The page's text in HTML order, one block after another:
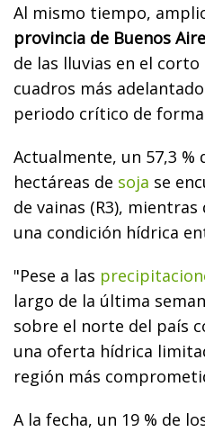
Al mismo tiempo,
provincia de Buenos
de las lluvias en el
cuadros más
periodo crítico de
Actualmente, un 57,3 %
hectáreas de soja se
de vainas (R3),
una condición hídrica
"Pese a las
largo de la última
sobre el norte del país
una oferta hídrica
región más
A la fecha, un 19 % de